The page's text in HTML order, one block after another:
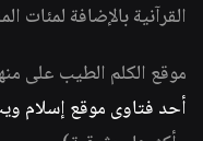
القرآنية بالإضافة لمئات
موقع الكلم الطيب على
أحد فتاوى موقع إسلام